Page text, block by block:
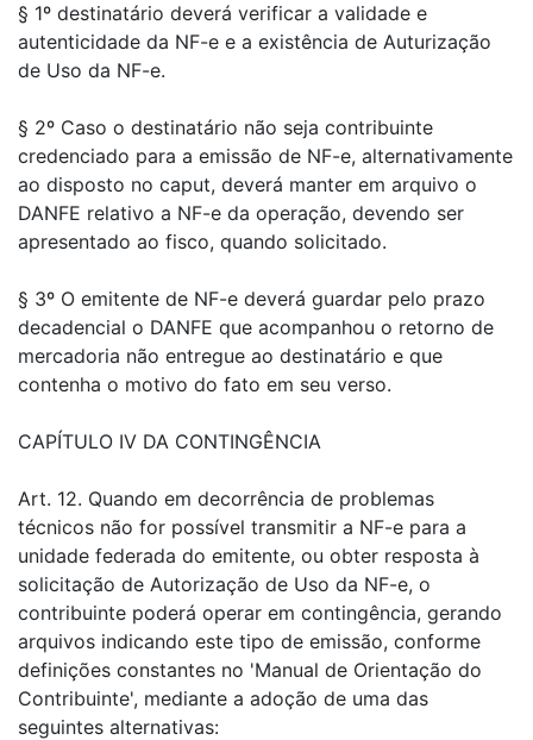
§ 1º destinatário deverá verificar a validade e
autenticidade da NF-e e a existência de Auturização
de Uso da NF-e.
§ 2º Caso o destinatário não seja contribuinte
credenciado para a emissão de NF-e, alternativamente
ao disposto no caput, deverá manter em arquivo o
DANFE relativo a NF-e da operação, devendo ser
apresentado ao fisco, quando solicitado.
§ 3º O emitente de NF-e deverá guardar pelo prazo
decadencial o DANFE que acompanhou o retorno de
mercadoria não entregue ao destinatário e que
contenha o motivo do fato em seu verso.
CAPÍTULO IV DA CONTINGÊNCIA
Art. 12. Quando em decorrência de problemas
técnicos não for possível transmitir a NF-e para a
unidade federada do emitente, ou obter resposta à
solicitação de Autorização de Uso da NF-e, o
contribuinte poderá operar em contingência, gerando
arquivos indicando este tipo de emissão, conforme
definições constantes no 'Manual de Orientação do
Contribuinte', mediante a adoção de uma das
seguintes alternativas: